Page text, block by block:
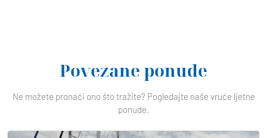
Povezane ponude
Ne možete pronaći ono što tražite? Pogledajte naše vruće ljetne
ponude.